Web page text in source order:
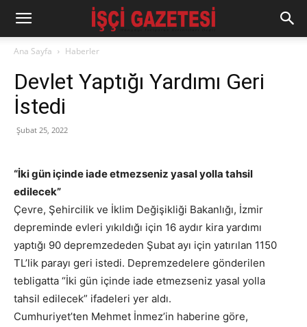
Ana Sayfa Haberler
Devlet Yaptığı Yardımı Geri
İstedi
Şubat 25, 2022
“İki gün içinde iade etmezseniz yasal yolla tahsil
edilecek”
Çevre, Şehircilik ve İklim Değişikliği Bakanlığı, İzmir
depreminde evleri yıkıldığı için 16 aydır kira yardımı
yaptığı 90 depremzededen Şubat ayı için yatırılan 1150
TL’lik parayı geri istedi. Depremzedelere gönderilen
tebligatta “İki gün içinde iade etmezseniz yasal yolla
tahsil edilecek” ifadeleri yer aldı.
Cumhuriyet’ten Mehmet İnmez’in haberine göre,